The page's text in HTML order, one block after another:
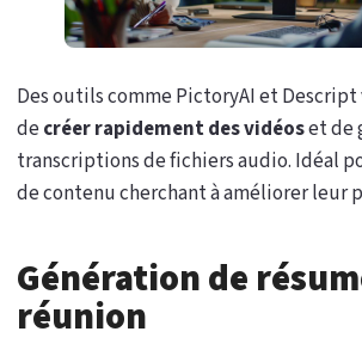
Des outils comme PictoryAI et
decréer rapidement des vidéoset de
transcriptions de fichiers audio. Idéal
de contenu cherchant à améliorer leur
Génération de
réunion